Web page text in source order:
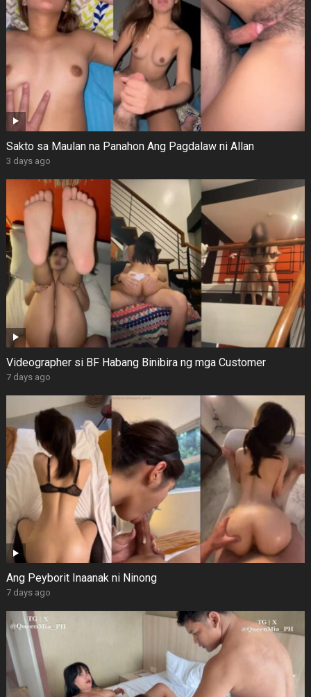
Sakto sa Maulan na Panahon Ang Pagdalaw ni Allan
3 days ago
Videographer si BF Habang Binibira ng mga Customer
7 days ago
Ang Peyborit Inaanak ni Ninong
7 days ago